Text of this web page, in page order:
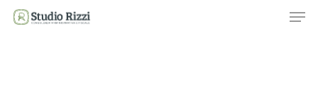
Skip